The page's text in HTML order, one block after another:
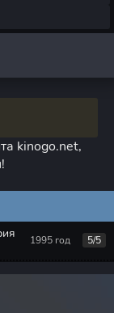
kinogo.net,
1995 год 5/5